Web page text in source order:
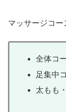
マッサージコー
全体コ
足集中
太もも